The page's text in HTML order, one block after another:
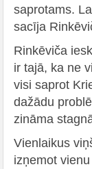
saprotams.
sacīja
Rinkēviča
ir tajā, ka ne
visi saprot
dažādu
zināma
Vienlaikus
izņemot